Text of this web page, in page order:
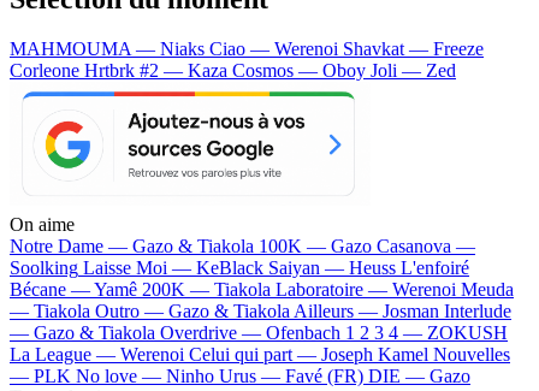
MAHMOUMA — Niaks Ciao — Werenoi Shavkat — Freeze
Corleone Hrtbrk #2 — Kaza Cosmos — Oboy Joli — Zed
On aime
Notre Dame — Gazo & Tiakola 100K — Gazo Casanova —
Soolking Laisse Moi — KeBlack Saiyan — Heuss L'enfoiré
Bécane —Yamê 200K — Tiakola Laboratoire — Werenoi Meuda
— Tiakola Outro — Gazo & TiakolaAilleurs — Josman Interlude
— Gazo & Tiakola Overdrive — Ofenbach 1 2 3 4 — ZOKUSH
La League — Werenoi Celui qui part — Joseph Kamel Nouvelles
— PLK No love — Ninho Urus — Favé (FR) DIE — Gazo